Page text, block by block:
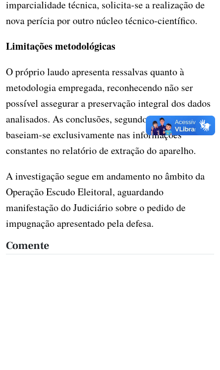
imparcialidade técnica, solicita-se a realização de
nova perícia por outro núcleo técnico-científico.
Limitações metodológicas
O próprio laudo apresenta ressalvas quanto à
metodologia empregada, reconhecendo não ser
possível assegurar a preservação integral dos dados
analisados. As conclusões, segundo o documento,
baseiam-se exclusivamente nas informações
constantes no relatório de extração do aparelho.
A investigação segue em andamento no âmbito da
Operação Escudo Eleitoral, aguardando
manifestação do Judiciário sobre o pedido de
impugnação apresentado pela defesa.
Comente